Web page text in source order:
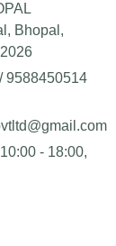
Bhopal,
9588450514
10:00 - 18:00,